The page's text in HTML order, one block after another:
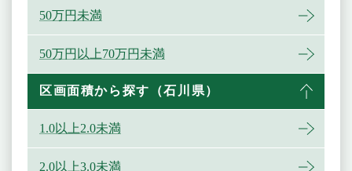
50万円未満
50万円以上70万円未満
区画面積から探す（石川県）
1.0以上2.0未満
2.0以上3.0未満